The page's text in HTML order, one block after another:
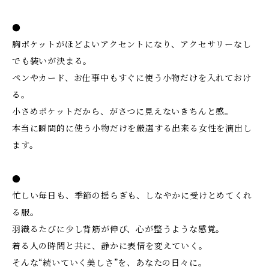
●
胸ポケットがほどよいアクセントになり、アクセサリーなし
でも装いが決まる。
ペンやカード、お仕事中もすぐに使う小物だけを入れておけ
る。
小さめポケットだから、がさつに見えないきちんと感。
本当に瞬間的に使う小物だけを厳選する出来る女性を演出し
ます。
●
忙しい毎日も、季節の揺らぎも、しなやかに受けとめてくれ
る服。
羽織るたびに少し背筋が伸び、心が整うような感覚。
着る人の時間と共に、静かに表情を変えていく。
そんな“続いていく美しさ”を、あなたの日々に。